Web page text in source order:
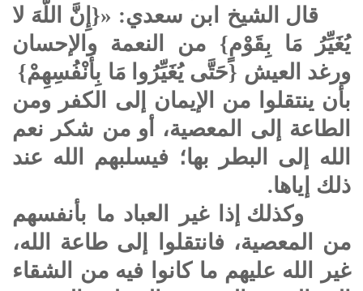
قال الشيخ ابن سعدي: «{إِنَّ اللَّهَ لا
يُغَيِّرُ مَا بِقَوْمٍ} من النعمة والإحسان
ورغد العيش {حَتَّى يُغَيِّرُوا مَا بِأَنْفُسِهِمْ}
بأن ينتقلوا من الإيمان إلى الكفر ومن
الطاعة إلى المعصية، أو من شكر نعم
الله إلى البطر بها؛ فيسلبهم الله عند
ذلك إياها.
وكذلك إذا غير العباد ما بأنفسهم
من المعصية، فانتقلوا إلى طاعة الله،
غير الله عليهم ما كانوا فيه من الشقاء